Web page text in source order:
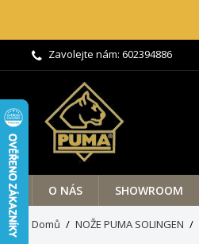
Zavolejte nám: 602394886
O NÁS SHOWROOM
Domů NOŽE PUMA SOLINGEN